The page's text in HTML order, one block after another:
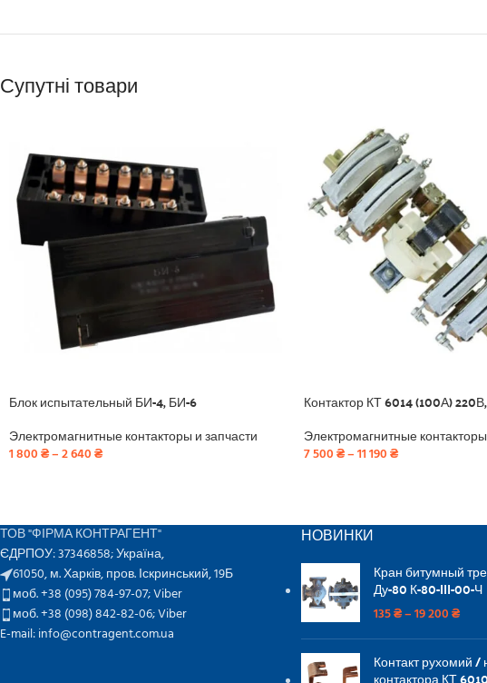
Супутні товари
Блок испытательный БИ-4, БИ-6
Электромагнитные контакторы и запчасти
1 800₴–2 640₴
Контактор КТ 6014 (100А)
Электромагнитные
7 500₴–11 190₴
ТОВ "ФІРМА КОНТРАГЕНТ"
ЄДРПОУ: 37346858; Україна,
61050, м. Харків, пров. Іскринський, 19Б
моб. +38 (095) 784-97-07;Viber
моб. +38 (098) 842-82-06;Viber
E-mail: info@contragent.com.ua
НОВИНКИ
Кран битумный
Ду-80 К-80-III-00-Ч
135₴–19 200₴
Контакт рухомий